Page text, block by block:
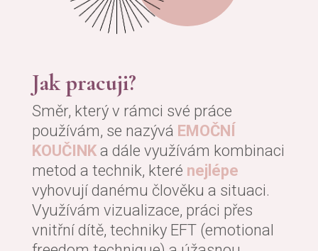
Jak pracuji?
Směr, který v rámci své práce
používám, se nazývá EMOČNÍ
KOUČINKa dále využívám kombinaci
metod a technik, které nejlépe
vyhovují danému člověku a situaci.
Využívám vizualizace, práci přes
vnitřní dítě, techniky EFT (emotional